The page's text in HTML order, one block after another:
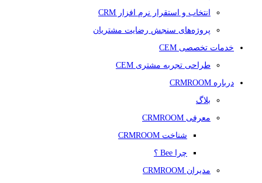
انتخاب و استقرار نرم افزار CRM
پروژه‌های سنجش رضایت مشتریان
خدمات تخصصی CEM
طراحی تجربه مشتری CEM
درباره CRMROOM
بلاگ
معرفی CRMROOM
شناخت CRMROOM
چرا Bee ؟
مدیران CRMROOM